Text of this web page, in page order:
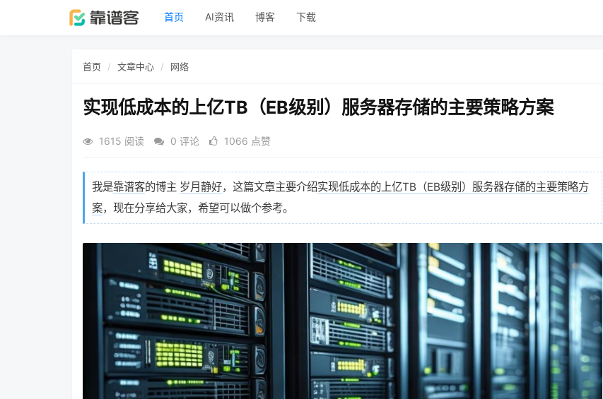
首页 AI资讯 博客 下载
首页 文章中心 网络
实现低成本的上亿TB（EB级别）服务器存储的主要策略方案
1615 阅读 0 评论 1066 点赞
我是靠谱客的博主 岁月静好，这篇文章主要介绍实现低成本的上亿TB（EB级别）服务器存储的主要策略方
案，现在分享给大家，希望可以做个参考。